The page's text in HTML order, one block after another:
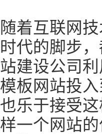
随着互联网
时代的脚步
站建设公司
模板网站投
也乐于接受
样一个网站